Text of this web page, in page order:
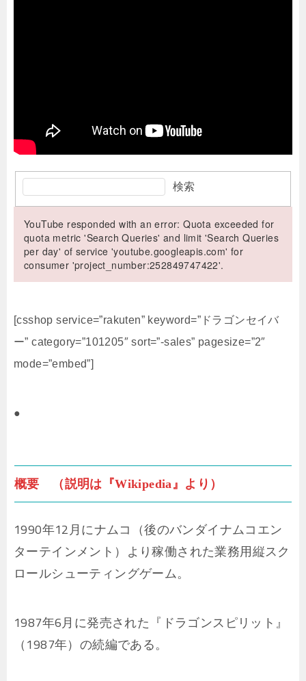
検索
YouTube responded with an error: Quota exceeded for
quota metric 'Search Queries' and limit 'Search Queries
per day' of service 'youtube.googleapis.com' for
consumer 'project_number:252849747422'.
[csshop service=”rakuten” keyword=”ドラゴンセイバ
ー” category=”101205″ sort=”-sales” pagesize=”2″
mode=”embed”]
●
概要 （説明は『Wikipedia』より）
1990年12月にナムコ（後のバンダイナムコエン
ターテインメント）より稼働された業務用縦スク
ロールシューティングゲーム。
1987年6月に発売された『ドラゴンスピリット』
（1987年）の続編である。